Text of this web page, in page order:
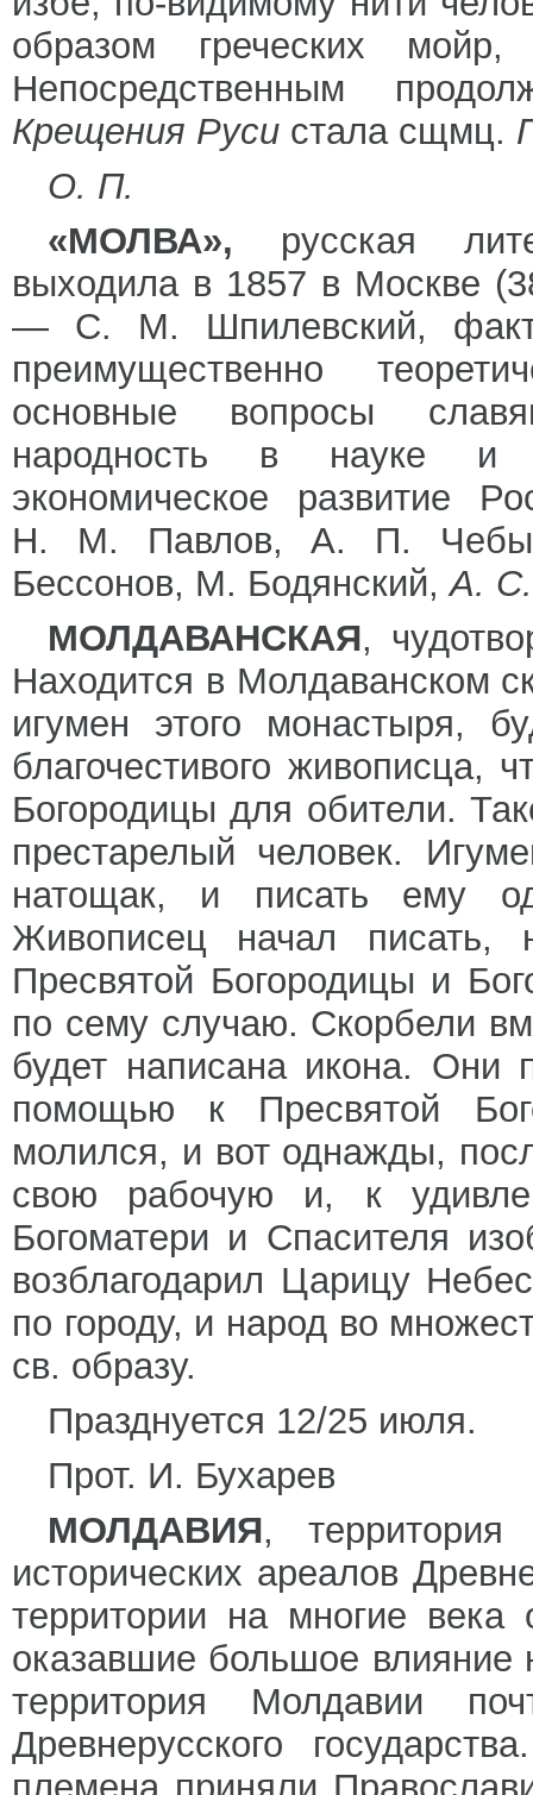
образом греческих
Непосредственным
Крещения Руси стала сщмц.
О. П.
«МОЛВА», русская
выходила в 1857 в Москве
— С. М. Шпилевский,
преимущественно
основные вопросы
народность в науке и
экономическое развитие
Н. М. Павлов, А. П.
Бессонов, М. Бодянский,А.
МОЛДАВАНСКАЯ,
Находится в Молдаванском
игумен этого монастыря,
благочестивого живописца,
Богородицы для обители.
престарелый человек.
натощак, и писать ему
Живописец начал писать,
Пресвятой Богородицы и
по сему случаю. Скорбели
будет написана икона. Они
помощью к Пресвятой
молился, и вот однажды,
свою рабочую и, к
Богоматери и Спасителя
возблагодарил Царицу
по городу, и народ во
св. образу.
Празднуется 12/25 июля.
Прот. И. Бухарев
МОЛДАВИЯ,
исторических ареалов
территории на многие
оказавшие большое
территория Молдавии
Древнерусского